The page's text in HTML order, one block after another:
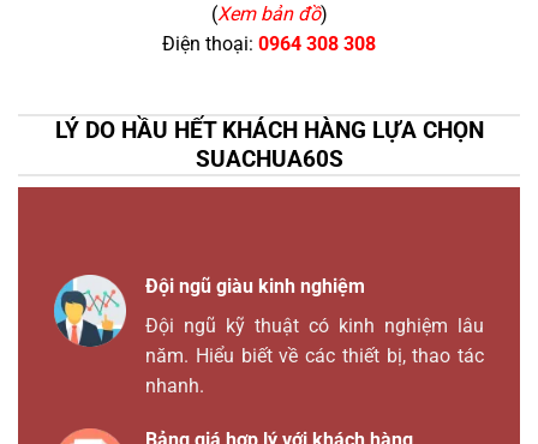
(Xem bản đồ)
Điện thoại: 0964 308 308
LÝ DO HẦU HẾT KHÁCH HÀNG LỰA CHỌN
SUACHUA60S
Đội ngũ giàu kinh nghiệm
Đội ngũ kỹ thuật có kinh nghiệm lâu
năm. Hiểu biết về các thiết bị, thao tác
nhanh.